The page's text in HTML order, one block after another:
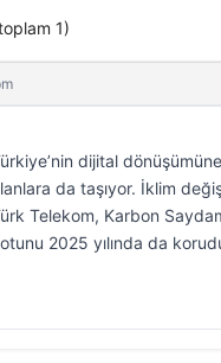
1)
dijital
da taşıyor. İklim
Telekom, Karbon
2025 yılında da